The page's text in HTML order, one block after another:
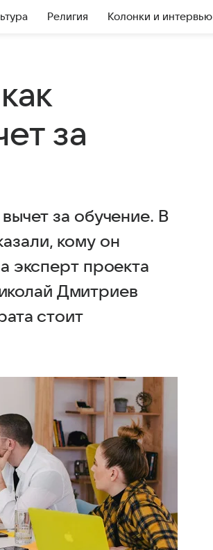
Религия Колонки и интервью
за
за обучение. В
кому он
эксперт проекта
Дмитриев
стоит